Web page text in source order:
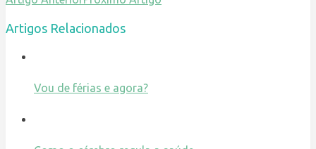
Artigos Relacionados
Vou de férias e agora?